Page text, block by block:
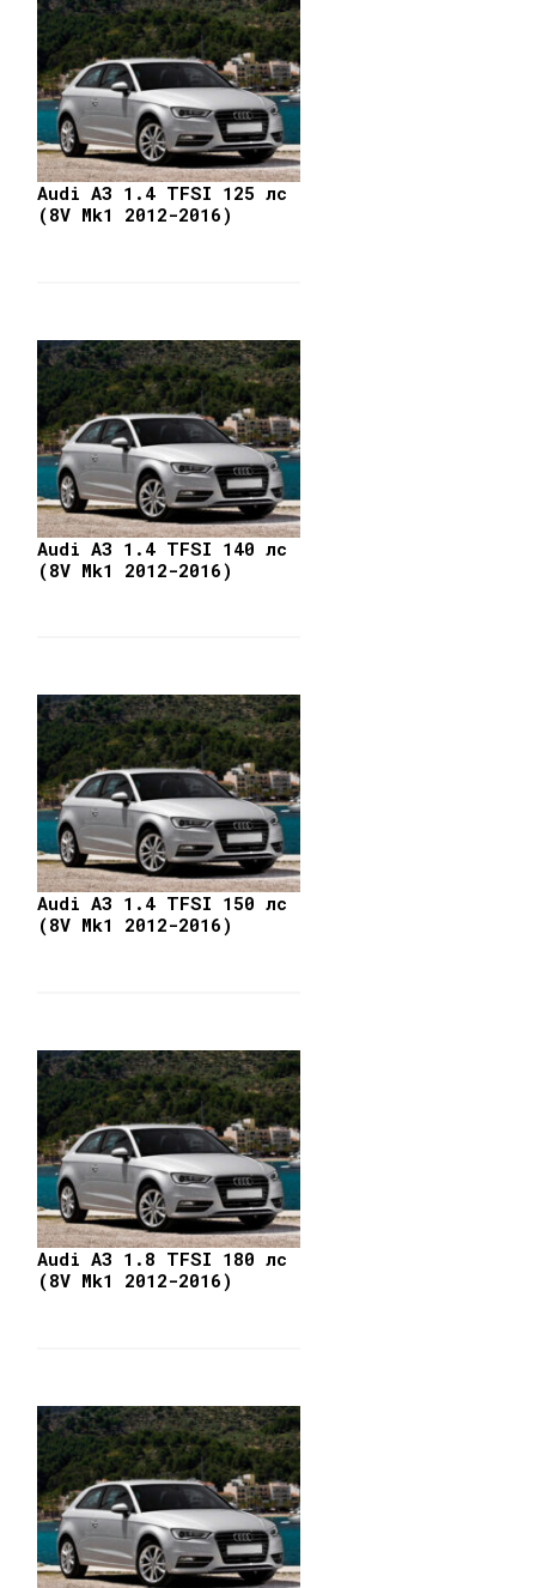
Audi A3 1.4 TFSI 125 лс
(8V Mk1 2012-2016)
Audi A3 1.4 TFSI 140 лс
(8V Mk1 2012-2016)
Audi A3 1.4 TFSI 150 лс
(8V Mk1 2012-2016)
Audi A3 1.8 TFSI 180 лс
(8V Mk1 2012-2016)